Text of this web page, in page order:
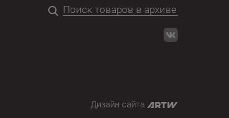
Дизайн сайта